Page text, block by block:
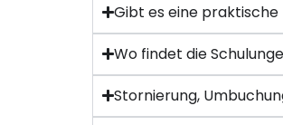
Gibt es eine praktische
Wo findet die
Stornierung,